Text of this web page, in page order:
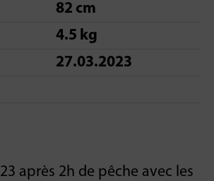
82 cm
4.5 kg
27.03.2023
après 2h de pêche avec les